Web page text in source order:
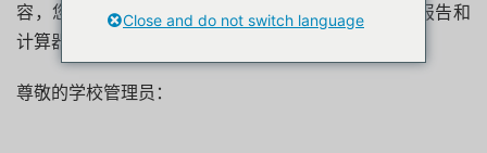
容，您需要在 2022 年 7 月之前访问新的存储空间报告和
计算器信息中心，
尊敬的学校管理员：
Close and do not switch language